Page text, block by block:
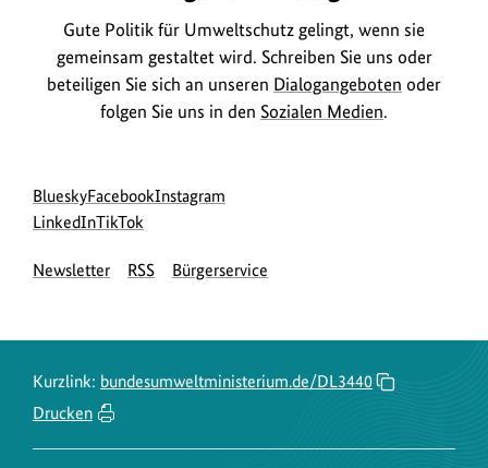
Gute Politik für Umweltschutz gelingt, wenn sie
gemeinsam gestaltet wird. Schreiben Sie uns oder
beteiligen Sie sich an unseren Dialogangeboten oder
folgen Sie uns in den Sozialen Medien.
Social
Media
Blueskyzur
Bluesky-
des
Facebookzur
des
Instagram
des
LinkedInzur
Seite
zur
Seite
TikTok
Newsletter RSS Bürgerservice
Kurzlink: bundesumweltministerium.de/DL3440
Drucken